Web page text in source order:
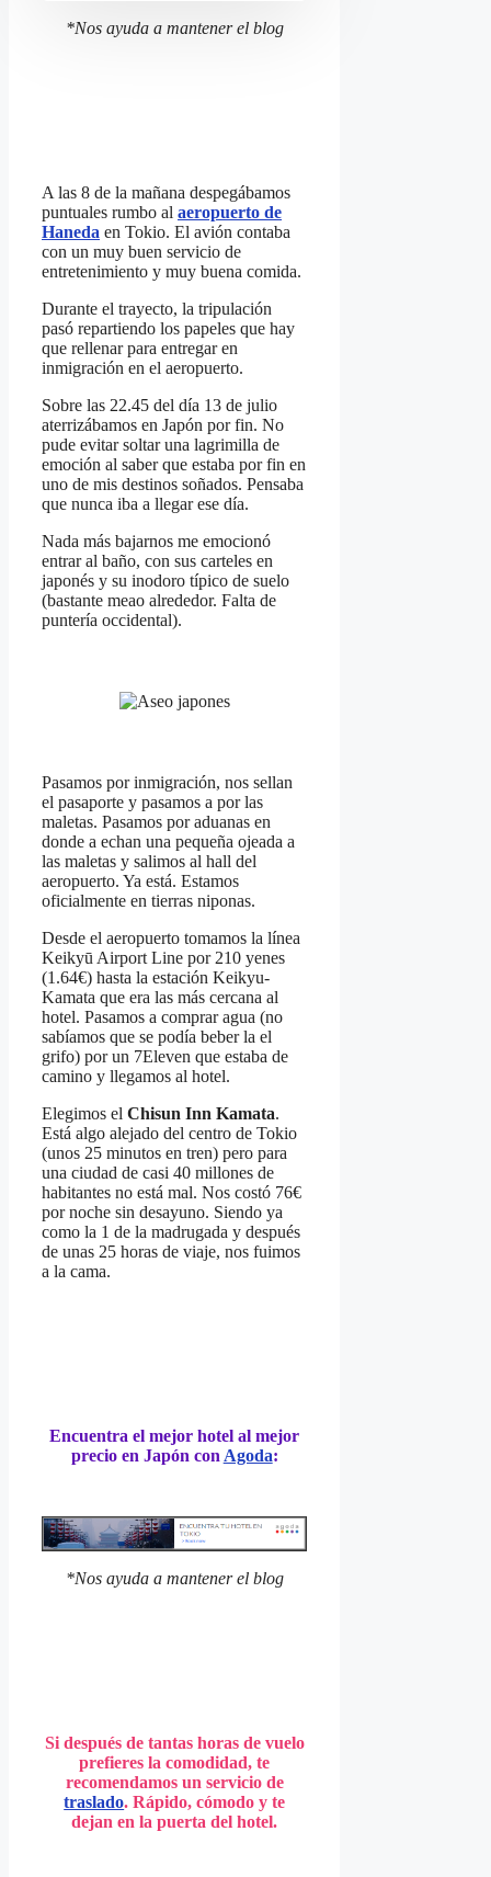
the
the
*Nos ayuda a mantener el blog
A las 8 de la mañana despegábamos
puntuales rumbo al aeropuerto de
Haneda en Tokio. El avión contaba
con un muy buen servicio de
entretenimiento y muy buena comida.
Durante el trayecto, la tripulación
pasó repartiendo los papeles que hay
que rellenar para entregar en
inmigración en el aeropuerto.
Sobre las 22.45 del día 13 de julio
aterrizábamos en Japón por fin. No
pude evitar soltar una lagrimilla de
emoción al saber que estaba por fin en
uno de mis destinos soñados. Pensaba
que nunca iba a llegar ese día.
Nada más bajarnos me emocionó
entrar al baño, con sus carteles en
japonés y su inodoro típico de suelo
(bastante meao alrededor. Falta de
puntería occidental).
Pasamos por inmigración, nos sellan
el pasaporte y pasamos a por las
maletas. Pasamos por aduanas en
donde a echan una pequeña ojeada a
las maletas y salimos al hall del
aeropuerto. Ya está. Estamos
oficialmente en tierras niponas.
Desde el aeropuerto tomamos la línea
Keikyū Airport Line por 210 yenes
(1.64€) hasta la estación Keikyu-
Kamata que era las más cercana al
hotel. Pasamos a comprar agua (no
sabíamos que se podía beber la el
grifo) por un 7Eleven que estaba de
camino y llegamos al hotel.
Elegimos el Chisun Inn Kamata.
Está algo alejado del centro de Tokio
(unos 25 minutos en tren) pero para
una ciudad de casi 40 millones de
habitantes no está mal. Nos costó 76€
por noche sin desayuno. Siendo ya
como la 1 de la madrugada y después
de unas 25 horas de viaje, nos fuimos
a la cama.
Encuentra el mejor hotel al mejor
precio en Japón con Agoda:
*Nos ayuda a mantener el blog
Si después de tantas horas de vuelo
prefieres la comodidad, te
recomendamos un servicio de
traslado. Rápido, cómodo y te
dejan en la puerta del hotel.